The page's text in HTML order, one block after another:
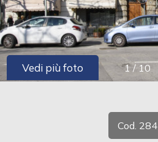
1 / 10
Vedi più foto
Cod. 284
CONTATTI
cercare
Provincia
Comune